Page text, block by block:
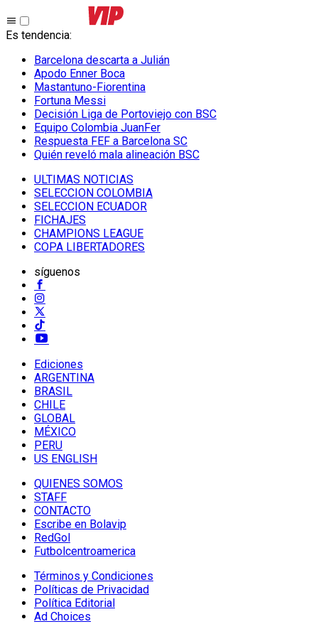
Es tendencia:
Barcelona descarta a Julián
Apodo Enner Boca
Mastantuno-Fiorentina
Fortuna Messi
Decisión Liga de Portoviejo con BSC
Equipo Colombia JuanFer
Respuesta FEF a Barcelona SC
Quién reveló mala alineación BSC
ULTIMAS NOTICIAS
SELECCION COLOMBIA
SELECCION ECUADOR
FICHAJES
CHAMPIONS LEAGUE
COPA LIBERTADORES
síguenos
Ediciones
ARGENTINA
BRASIL
CHILE
GLOBAL
MÉXICO
PERU
US ENGLISH
QUIENES SOMOS
STAFF
CONTACTO
Escribe en Bolavip
RedGol
Futbolcentroamerica
Términos y Condiciones
Políticas de Privacidad
Política Editorial
Ad Choices